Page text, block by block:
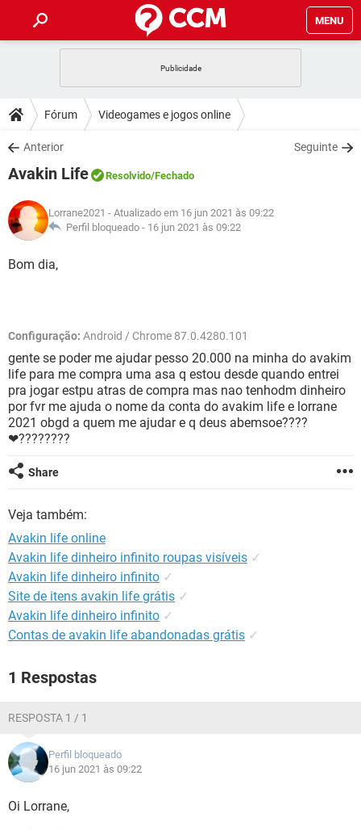
MENU
CELULAR FACEBOOK
OUTLOOK
INSTAGRAM GMAIL
GUIA DE COMPRAS
DICAS
JOGOS WHATSAPP
INSTAGRAM GMAIL
GUIA DE COMPRAS
DOWNLOADS
JOGOS WHATSAPP
CELULAR
OUTLOOK EXCEL
INSTAGRAM
JOGOS WHATSAPP
CELULAR
OUTLOOK
GLOSSÁRIO
JOGOS
INSTAGRAM GMAIL
GUIA DE COMPRAS
Fórum Videogames e jogos online
Anterior Seguinte
Avakin Life Resolvido/Fechado
Lorrane2021 - Atualizado em 16 jun 2021 às 09:22
Perfil bloqueado - 16 jun 2021 às 09:22
Bom dia,
Configuração: Android / Chrome 87.0.4280.101
gente se poder me ajudar pesso 20.000 na minha do avakim
life para me compra uma asa q estou desde quando entrei
pra jogar estpu atras de compra mas nao tenhodm dinheiro
por fvr me ajuda o nome da conta do avakim life e lorrane
2021 obgd a quem me ajudar e q deus abemsoe????
❤????????
Share
Veja também:
Avakin life online
Avakin life dinheiro infinito roupas visíveis ✓
Avakin life dinheiro infinito ✓
Site de itens avakin life grátis ✓
Avakin life dinheiro infinito ✓
Contas de avakin life abandonadas grátis ✓
1 Respostas
RESPOSTA 1 / 1
Perfil bloqueado
16 jun 2021 às 09:22
Oi Lorrane,